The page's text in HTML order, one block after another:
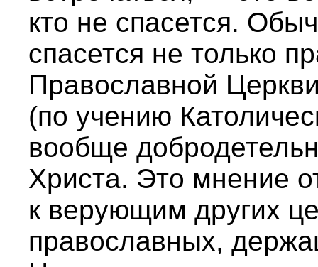
кто не спасется.
спасется не только
Православной
(по учению
вообще
Христа. Это мнение
к верующим других
православных,